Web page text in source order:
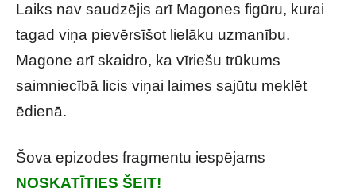
Laiks nav saudzējis arī Magones figūru, kurai
tagad viņa pievērsīšot lielāku uzmanību.
Magone arī skaidro, ka vīriešu trūkums
saimniecībā licis viņai laimes sajūtu meklēt
ēdienā.
Šova epizodes fragmentu iespējams
NOSKATĪTIES ŠEIT!